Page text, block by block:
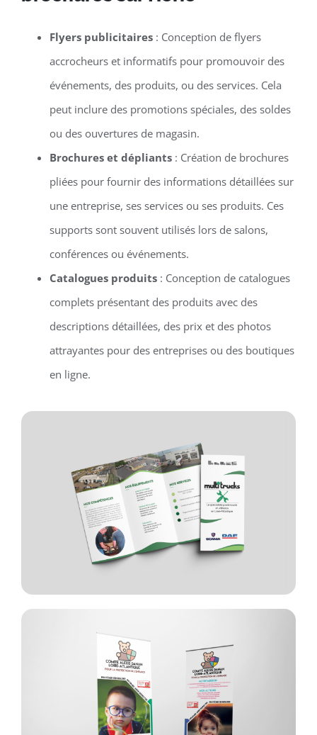
Flyers publicitaires: Conception de flyers
accrocheurs et informatifs pour promouvoir des
événements, des produits, ou des services. Cela
peut inclure des promotions spéciales, des soldes
ou des ouvertures de magasin.
Brochures et dépliants: Création de brochures
pliées pour fournir des informations détaillées sur
une entreprise, ses services ou ses produits. Ces
supports sont souvent utilisés lors de salons,
conférences ou événements.
Catalogues produits: Conception de catalogues
complets présentant des produits avec des
descriptions détaillées, des prix et des photos
attrayantes pour des entreprises ou des boutiques
en ligne.